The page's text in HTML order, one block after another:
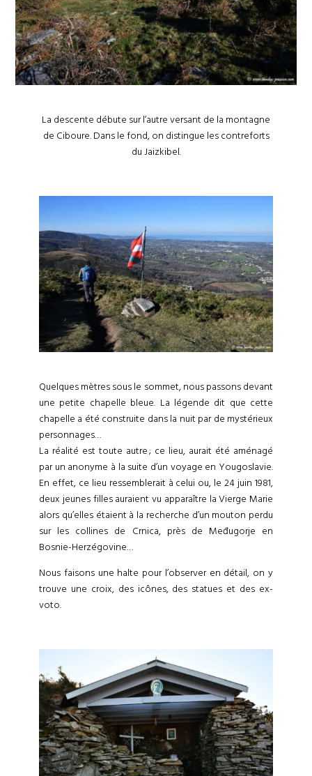
La descente débute sur l’autre versant de la montagne
de Ciboure. Dans le fond, on distingue les contreforts
du Jaizkibel.
Quelques mètres sous le sommet, nous passons devant
une petite chapelle bleue. La légende dit que cette
chapelle a été construite dans la nuit par de mystérieux
personnages…
La réalité est toute autre ; ce lieu, aurait été aménagé
par un anonyme à la suite d’un voyage en Yougoslavie.
En effet, ce lieu ressemblerait à celui ou, le 24 juin 1981,
deux jeunes filles auraient vu apparaître la Vierge Marie
alors qu’elles étaient à la recherche d’un mouton perdu
sur les collines de Crnica, près de Međugorje en
Bosnie-Herzégovine…
Nous faisons une halte pour l’observer en détail, on y
trouve une croix, des icônes, des statues et des ex-
voto.